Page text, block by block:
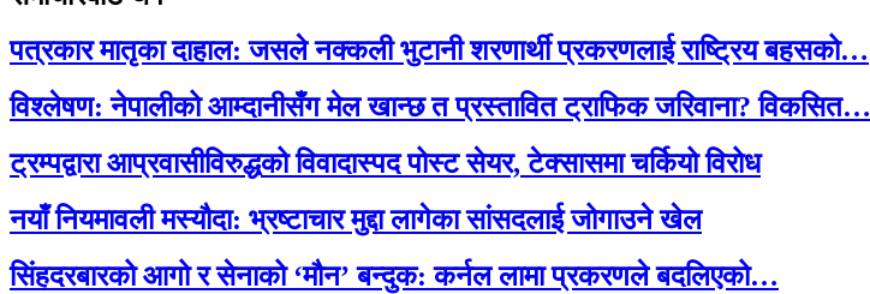
पत्रकार मातृका दाहाल: जसले नक्कली भुटानी शरणार्थी प्रकरणलाई राष्ट्रिय बहसको…
विश्लेषण: नेपालीको आम्दानीसँग मेल खान्छ त प्रस्तावित ट्राफिक जरिवाना? विकसित…
ट्रम्पद्वारा आप्रवासीविरुद्धको विवादास्पद पोस्ट सेयर, टेक्सासमा चर्कियो विरोध
नयाँ नियमावली मस्यौदा: भ्रष्टाचार मुद्दा लागेका सांसदलाई जोगाउने खेल
सिंहदरबारको आगो र सेनाको ‘मौन’ बन्दुक: कर्नल लामा प्रकरणले बदलिएको…